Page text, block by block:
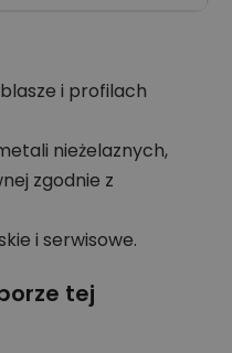
i profilach
nieżelaznych,
zgodnie z
i serwisowe.
tej